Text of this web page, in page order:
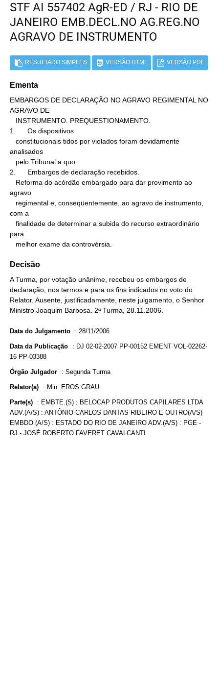
STF AI 557402 AgR-ED / RJ - RIO DE
JANEIRO EMB.DECL.NO AG.REG.NO
AGRAVO DE INSTRUMENTO
RESULTADO SIMPLES VERSÃO HTML VERSÃO PDF
Ementa
EMBARGOS DE DECLARAÇÃO NO AGRAVO REGIMENTAL NO
AGRAVO DE
1.      Os dispositivos
analisados
2.      Embargos de declaração recebidos.
agravo
com a
para
   melhor exame da controvérsia.
Decisão
A Turma, por votação unânime, recebeu os embargos de
declaração, nos termos e para os fins indicados no voto do
Relator. Ausente, justificadamente, neste julgamento, o Senhor
Ministro Joaquim Barbosa. 2ª Turma, 28.11.2006.
Data do Julgamento : 28/11/2006
Data da Publicação : DJ 02-02-2007 PP-00152 EMENT VOL-02262-
16 PP-03388
Órgão Julgador : Segunda Turma
Relator(a) : Min. EROS GRAU
Parte(s) : EMBTE.(S) : BELOCAP PRODUTOS CAPILARES LTDA
ADV.(A/S) : ANTÔNIO CARLOS DANTAS RIBEIRO E OUTRO(A/S)
EMBDO.(A/S) : ESTADO DO RIO DE JANEIRO ADV.(A/S) : PGE -
RJ - JOSÉ ROBERTO FAVERET CAVALCANTI